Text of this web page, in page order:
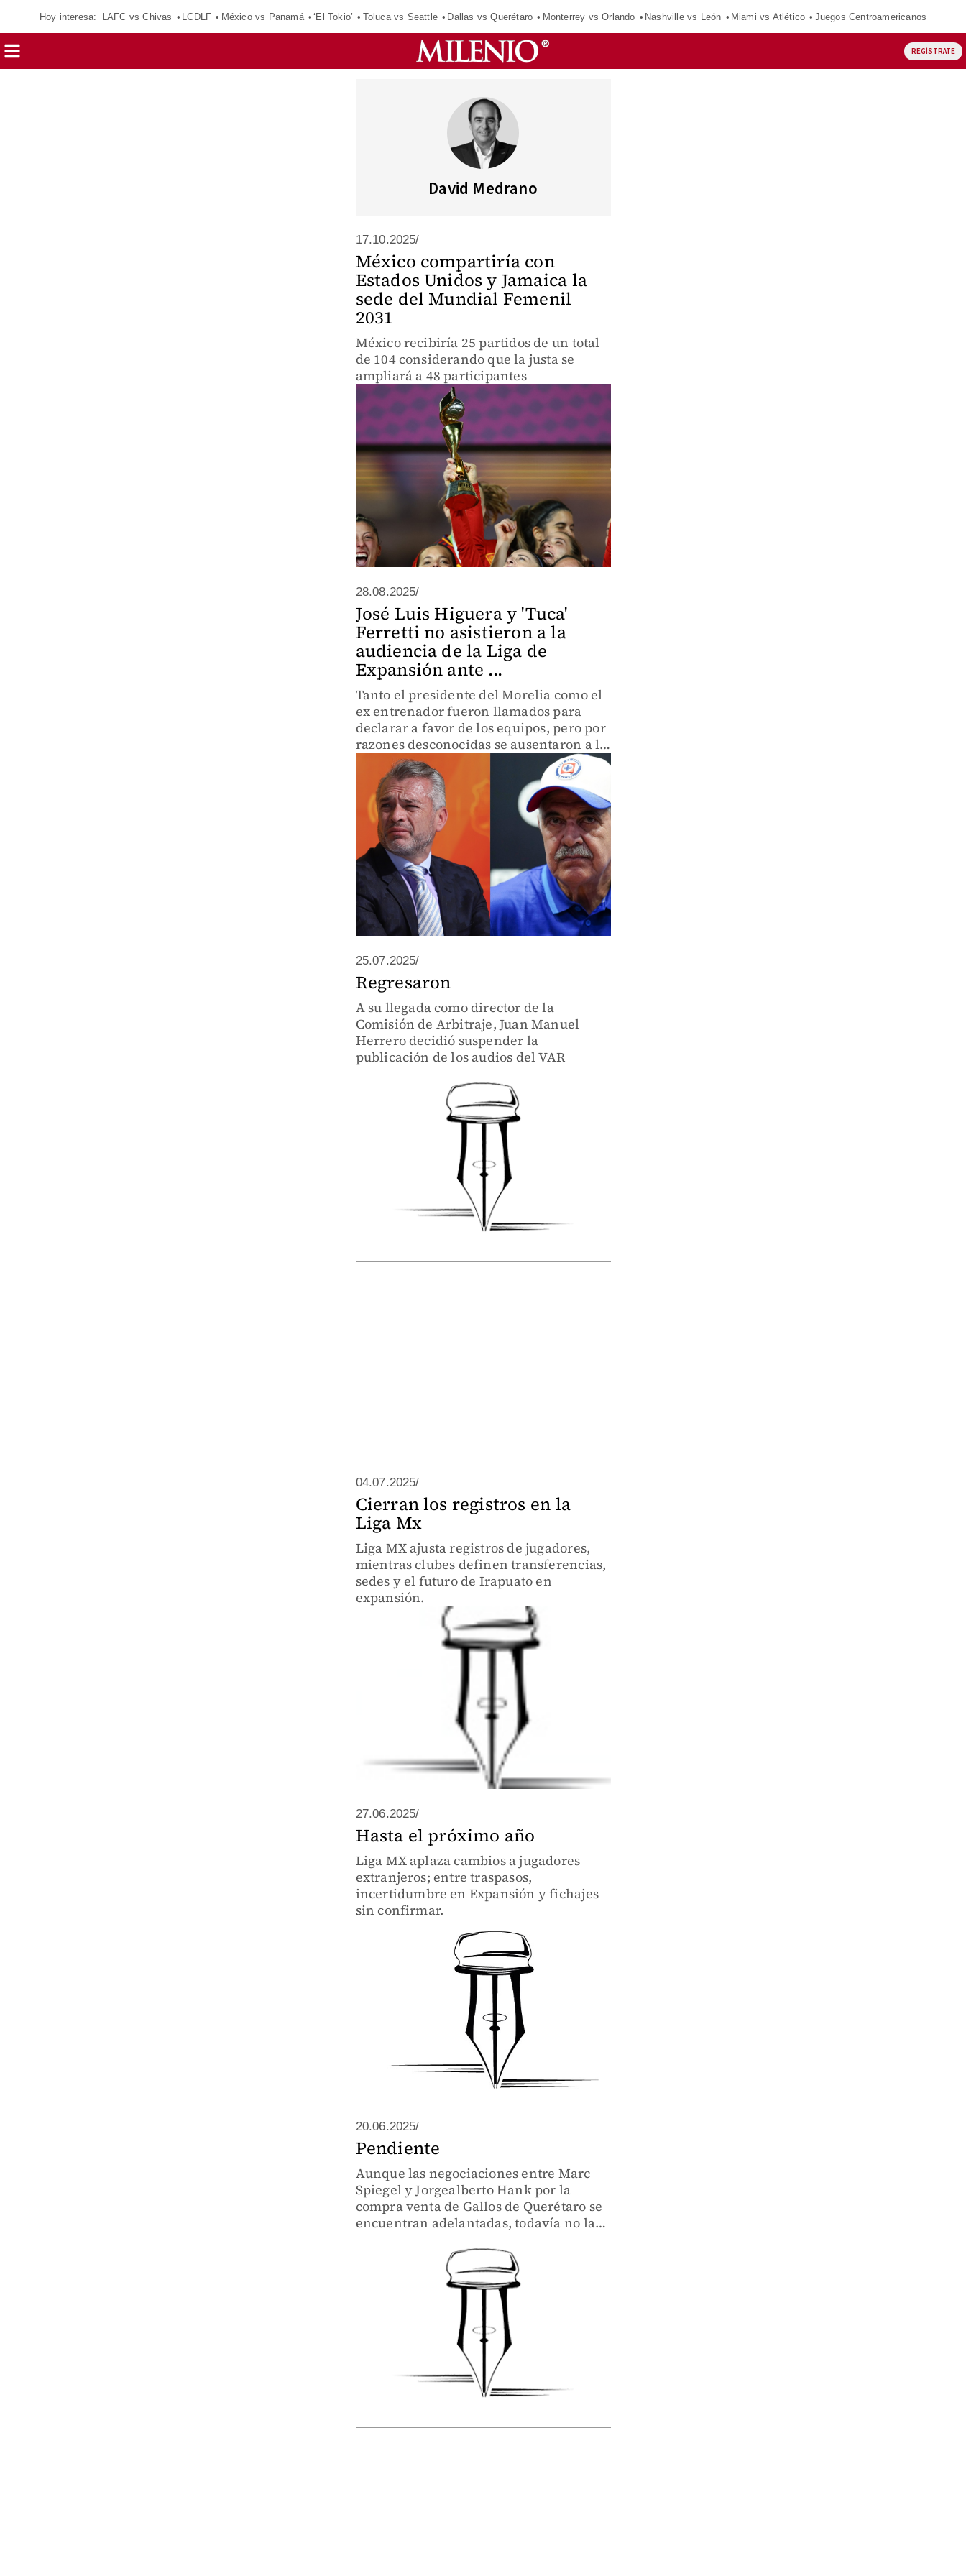
Hoy interesa: LAFC vs Chivas LCDLF México vs Panamá ‘El Tokio’ Toluca vs Seattle Dallas vs Querétaro Monterrey vs Orlando Nashville vs León Miami vs Atlético Juegos Centroamericanos
REGÍSTRATE
David Medrano
17.10.2025/
México compartiría con
Estados Unidos y Jamaica la
sede del Mundial Femenil
2031
México recibiría 25 partidos de un total
de 104 considerando que la justa se
ampliará a 48 participantes
28.08.2025/
José Luis Higuera y 'Tuca'
Ferretti no asistieron a la
audiencia de la Liga de
Expansión ante ...
Tanto el presidente del Morelia como el
ex entrenador fueron llamados para
declarar a favor de los equipos, pero por
razones desconocidas se ausentaron a la
25.07.2025/
Regresaron
A su llegada como director de la
Comisión de Arbitraje, Juan Manuel
Herrero decidió suspender la
publicación de los audios del VAR
04.07.2025/
Cierran los registros en la
Liga Mx
Liga MX ajusta registros de jugadores,
mientras clubes definen transferencias,
sedes y el futuro de Irapuato en
expansión.
27.06.2025/
Hasta el próximo año
Liga MX aplaza cambios a jugadores
extranjeros; entre traspasos,
incertidumbre en Expansión y fichajes
sin confirmar.
20.06.2025/
Pendiente
Aunque las negociaciones entre Marc
Spiegel y Jorgealberto Hank por la
compra venta de Gallos de Querétaro se
encuentran adelantadas, todavía no la